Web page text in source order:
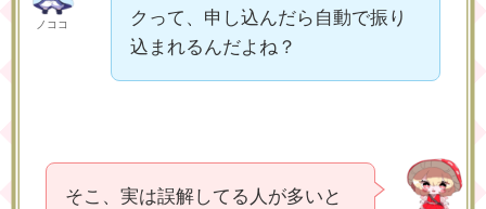
ノココ
クって、申し込んだら自動で振り
込まれるんだよね？
そこ、実は誤解してる人が多いと